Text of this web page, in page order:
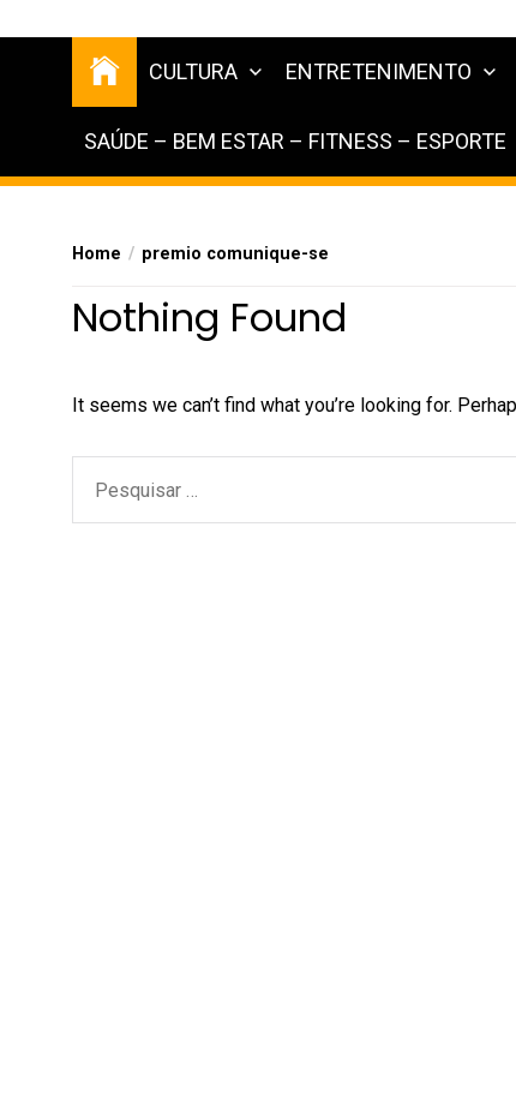
CULTURA ENTRETENIMENTO
SAÚDE – BEM ESTAR – FITNESS – ESPORTE
Home premio comunique-se
Nothing Found
It seems we can’t find what you’re looking for.
por: